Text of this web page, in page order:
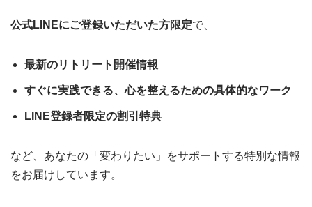
公式LINEにご登録いただいた方限定で、
最新のリトリート開催情報
すぐに実践できる、心を整えるための具体的なワーク
LINE登録者限定の割引特典
など、あなたの「変わりたい」をサポートする特別な情報
をお届けしています。